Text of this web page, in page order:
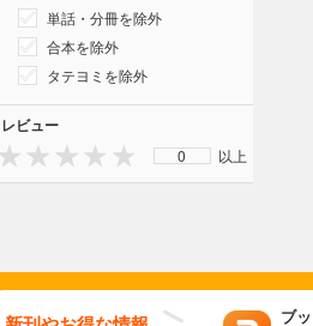
単話・分冊を除外
合本を除外
タテヨミを除外
レビュー
0 以上
ブ